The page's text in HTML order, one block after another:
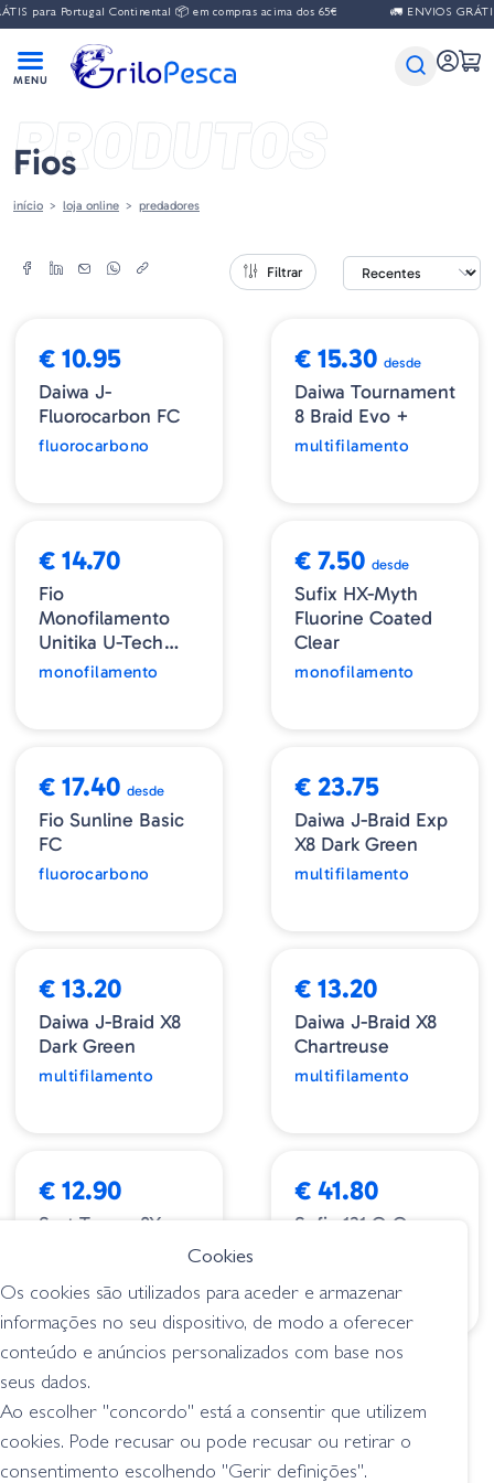
para Portugal Continental 📦 em compras acima dos 65€ 🚛 ENVIOS
PRODUTOS
Fios
início loja online predadores
Filtrar
€ 10.95
Daiwa J-
Fluorocarbon FC
fluorocarbono
€ 15.30 desde
Daiwa Tournament
8 Braid Evo +
multifilamento
€ 14.70
Fio
Monofilamento
Unitika U-Tech
Shin-Saya
monofilamento
€ 7.50 desde
Sufix HX-Myth
Fluorine Coated
Clear
monofilamento
€ 17.40 desde
Fio Sunline Basic
FC
fluorocarbono
€ 23.75
Daiwa J-Braid Exp
X8 Dark Green
multifilamento
€ 13.20
Daiwa J-Braid X8
Dark Green
multifilamento
€ 13.20
Daiwa J-Braid X8
Chartreuse
multifilamento
€ 12.90
Sert Tresse 8X
€ 41.80
Sufix 131 G-Core
Cookies
Os cookies são utilizados para aceder e armazenar
informações no seu dispositivo, de modo a oferecer
conteúdo e anúncios personalizados com base nos
seus dados.
Ao escolher "concordo" está a consentir que utilizem
cookies. Pode recusar ou pode recusar ou retirar o
consentimento escolhendo "Gerir definições".